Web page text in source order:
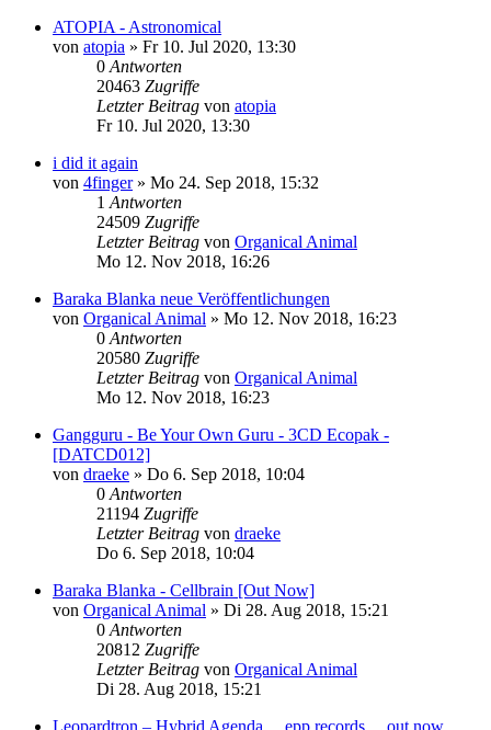
ATOPIA - Astronomical
von atopia » Fr 10. Jul 2020, 13:30
0 Antworten
20463 Zugriffe
Letzter Beitrag von atopia
Fr 10. Jul 2020, 13:30
i did it again
von 4finger» Mo 24. Sep 2018, 15:32
1 Antworten
24509 Zugriffe
Letzter Beitrag von Organical Animal
Mo 12. Nov 2018, 16:26
Baraka Blanka neue Veröffentlichungen
von Organical Animal » Mo 12. Nov 2018, 16:23
0 Antworten
20580 Zugriffe
Letzter Beitrag von Organical Animal
Mo 12. Nov 2018, 16:23
Gangguru - Be Your Own Guru - 3CD Ecopak -
[DATCD012]
von draeke » Do 6. Sep 2018, 10:04
0 Antworten
21194 Zugriffe
Letzter Beitrag von draeke
Do 6. Sep 2018, 10:04
Baraka Blanka - Cellbrain [Out Now]
von Organical Animal » Di 28. Aug 2018, 15:21
0 Antworten
20812 Zugriffe
Letzter Beitrag von Organical Animal
Di 28. Aug 2018, 15:21
Leopardtron – Hybrid Agenda….epp records….out now